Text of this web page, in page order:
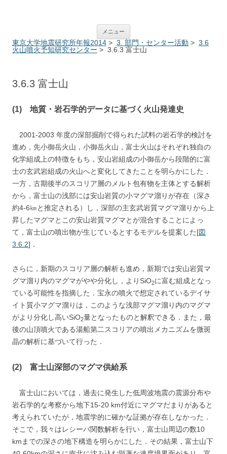
メニュー
東京大学地震研究所年報2014 > 3. 部門・センター活動 > 3.6
火山噴火予知研究センター > 3.6.3 富士山
3.6.3 富士山
(1) 地質・岩石学的データに基づく火山発達史
2001-2003 年度の深部掘削で得られた試料の岩石学的検討を
進め，先小御岳火山，小御岳火山，富士火山はそれぞれ独自の
化学組成上の特徴をもち，安山岩組成の小御岳から段階的に富
士の玄武岩組成の火山へと変化してきたことを明らかにした．
一方，古期後半のスコリア層のメルト包有物を主体とする解析
から，富士山の浅部には安山岩質の小マグマ溜りが存在（深さ
約4-6㎞と推定される）し，深部の主玄武岩質マグマ溜りから上
昇したマグマとこの安山岩質マグマとが混合することによっ
て，富士山の噴出物が生じているとするモデルを提案した[図
3.6.2]．
さらに，新期のスコリア層の解析も進め，新期では安山岩質マ
グマ溜り内のマグマがやや分化し，よりSiO2に富む組成となっ
ている可能性を指摘した．宝永の噴火で想定されているデイサ
イト質小マグマ溜りは，このような浅部マグマ溜り内のマグマ
がより分化し高いSiO2量となったものと解釈できる．また，最
後の山頂噴火である湯船第二スコリアの噴出メカニズムを微斑
晶の解析に基づいて行った．
(2) 富士山深部のマグマ供給系
富士山においては，過去に発生した低周波地震の震源分布や
岩石学的な考察から地下15-20 km付近にマグマだまりがあると
考えられていたが，地震学的に確かな証拠が存在しなかった．
そこで，我々はレシーバ関数解析を行い，富士山周辺の数10
kmまでの深さの地下構造を明らかにした．その結果，富士山下